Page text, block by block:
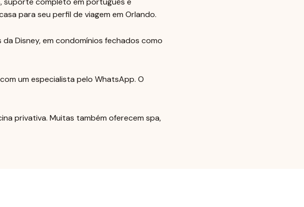
para seu perfil de viagem em Orlando.
Disney, em condomínios fechados como
um especialista pelo WhatsApp. O
privativa. Muitas também oferecem spa,